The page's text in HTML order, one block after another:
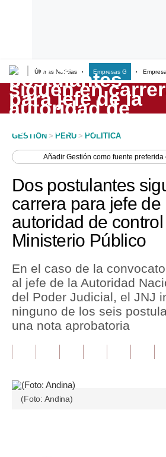
Últimas Noticias Empresas G
Lo último
Peru Quiosco
Economía
Mercados
Perú
Política
Tu Dinero
Finanzas Personales
Plus G
Opinión
GESTION > PERU > POLITICA
AñadirGestión como fuente preferida
Dos postulantes
carrera para jefe de
autoridad de
Ministerio Público
En el caso de la
al jefe de la Autoridad
del Poder Judicial, el JNJ
ninguno de los seis
una nota aprobatoria
(Foto: Andina)